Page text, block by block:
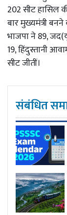
202 सीट हासिल
बार मुख्यमंत्री
भाजपा ने 89,
19, हिंदुस्तानी
सीट जीतीं।
संबंधित